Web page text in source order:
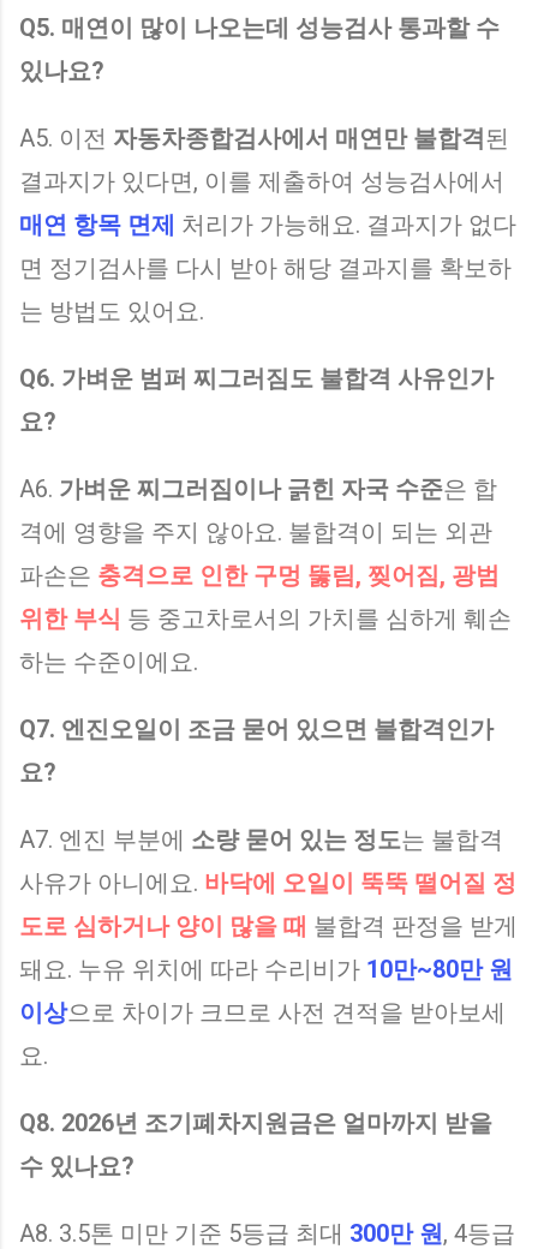
Q5. 매연이 많이 나오는데 성능검사 통과할 수
있나요?
A5. 이전 자동차종합검사에서 매연만 불합격된
결과지가 있다면, 이를 제출하여 성능검사에서
매연 항목 면제 처리가 가능해요. 결과지가 없다
면 정기검사를 다시 받아 해당 결과지를 확보하
는 방법도 있어요.
Q6. 가벼운 범퍼 찌그러짐도 불합격 사유인가
요?
A6. 가벼운 찌그러짐이나 긁힌 자국 수준은 합
격에 영향을 주지 않아요. 불합격이 되는 외관
파손은 충격으로 인한 구멍 뚫림, 찢어짐, 광범
위한 부식 등 중고차로서의 가치를 심하게 훼손
하는 수준이에요.
Q7. 엔진오일이 조금 묻어 있으면 불합격인가
요?
A7. 엔진 부분에 소량 묻어 있는 정도는 불합격
사유가 아니에요. 바닥에 오일이 뚝뚝 떨어질 정
도로 심하거나 양이 많을 때 불합격 판정을 받게
돼요. 누유 위치에 따라 수리비가 10만~80만 원
이상으로 차이가 크므로 사전 견적을 받아보세
요.
Q8. 2026년 조기폐차지원금은 얼마까지 받을
수 있나요?
A8. 3.5톤 미만 기준 5등급 최대 300만 원, 4등급